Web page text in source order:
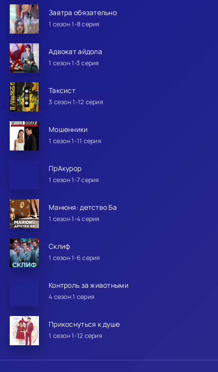
Завтра обязательно
1 сезон 1-8 серия
Адвокат айдола
1 сезон 1-3 серия
Таксист
3 сезон 1-12 серия
Мошенники
1 сезон 1-11 серия
ПрАкурор
1 сезон 1-7 серия
Манюня: детство Ба
1 сезон 1-4 серия
Склиф
1 сезон 1-6 серия
Контроль за животными
4 сезон 1 серия
Прикоснуться к душе
1 сезон 1-12 серия